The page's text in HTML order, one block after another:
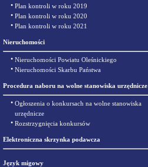
• Plan kontroli w roku 2019
• Plan kontroli w roku 2020
• Plan kontroli w roku 2021
Nieruchomości
• Nieruchomości Powiatu Oleśnickiego
• Nieruchomości Skarbu Państwa
Procedura naboru na wolne stanowiska urzędnicze
• Ogłoszenia o konkursach na wolne stanowiska
urzędnicze
• Rozstrzygnięcia konkursów
Elektroniczna skrzynka podawcza
Język migowy